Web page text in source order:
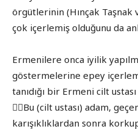
örgütlerinin (Hınçak
çok içerlemiş olduğunu da
Ermenilere onca iyilik
göstermelerine epey
tanıdığı bir Ermeni cilt
👉🏾Bu (cilt ustası) adam,
karışıklıklardan sonra